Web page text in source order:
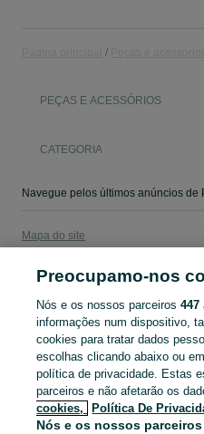
PEÇAS E ACESSÓRIOS
CATEGORIA
Mapa do site
Mapa de mini-sites
Pesquisas populares
Preocupamo-nos
Nós e os nossos parceiros447
informações num dispositivo,
cookies para tratar dados
escolhas clicando abaixo ou
política de privacidade. Estas
parceiros e não afetarão os
cookies,
Política De
Nós e os nossos